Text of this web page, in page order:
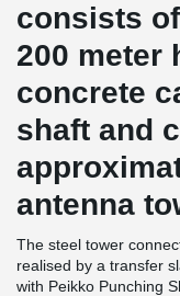
consists
200 meter
concrete
shaft and
antenna
The steel tower
realised by a transfer
with Peikko Punching